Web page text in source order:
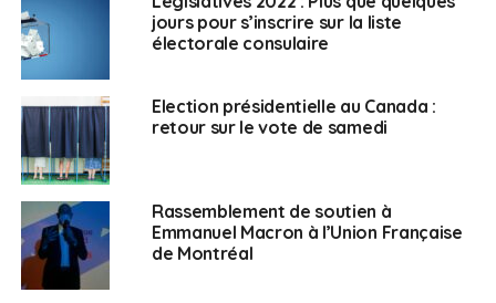
SUJETS ASSOCIÉS: FLORENCE ROGER
LÉGISLATIVES
ROLAND LESCURE
UNE
Fanny Lardillier
jours pour s’inscrire sur la liste
électorale consulaire
Election présidentielle au Canada :
retour sur le vote de samedi
Rassemblement de soutien à
Emmanuel Macron à l’Union Française
de Montréal